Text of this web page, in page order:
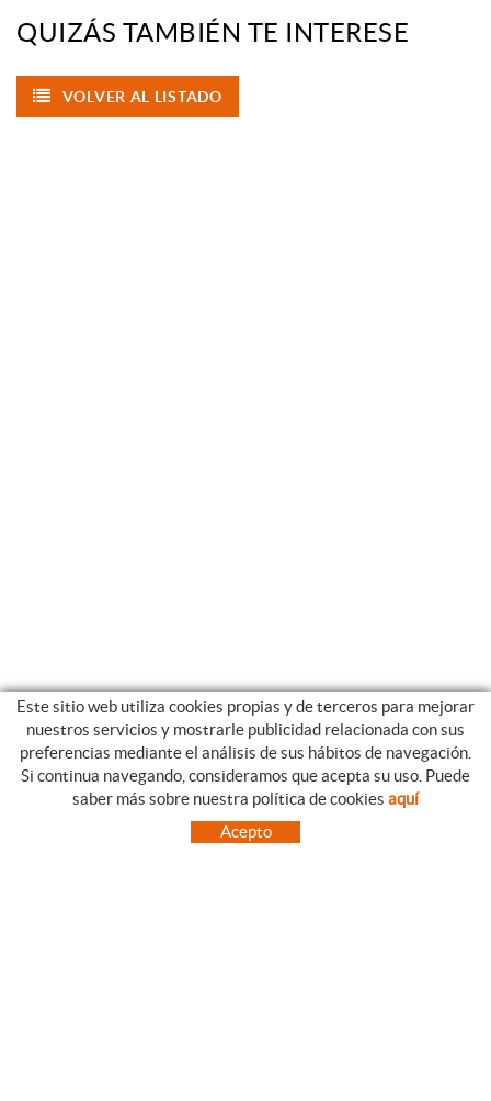
QUIZÁS TAMBIÉN TE INTERESE
VOLVER AL LISTADO
CATEGORIAS GUIA DE COMPRA
CONDICIONES DE COMPRA
PAGO
Este sitio web utiliza cookies propias y de terceros para mejorar
nuestros servicios y mostrarle publicidad relacionada con sus
preferencias mediante el análisis de sus hábitos de navegación.
Si continua navegando, consideramos que acepta su uso. Puede
saber más sobre nuestra política de cookies aquí
Acepto